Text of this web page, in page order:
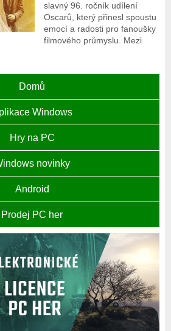
slavný 96. ročník udílení
Oscarů, který přinesl spoustu
emocí a radosti pro fanoušky
filmového průmyslu. Mezi
Domů
Windows
Hry na PC
novinky
Android
Prodej PC her